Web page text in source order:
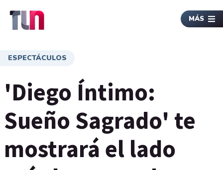
MÁS
ESPECTÁCULOS
'Diego Íntimo:
Sueño Sagrado' te
mostrará el lado